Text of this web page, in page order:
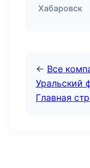
Хабаровск
← Все
Уральский
Главная